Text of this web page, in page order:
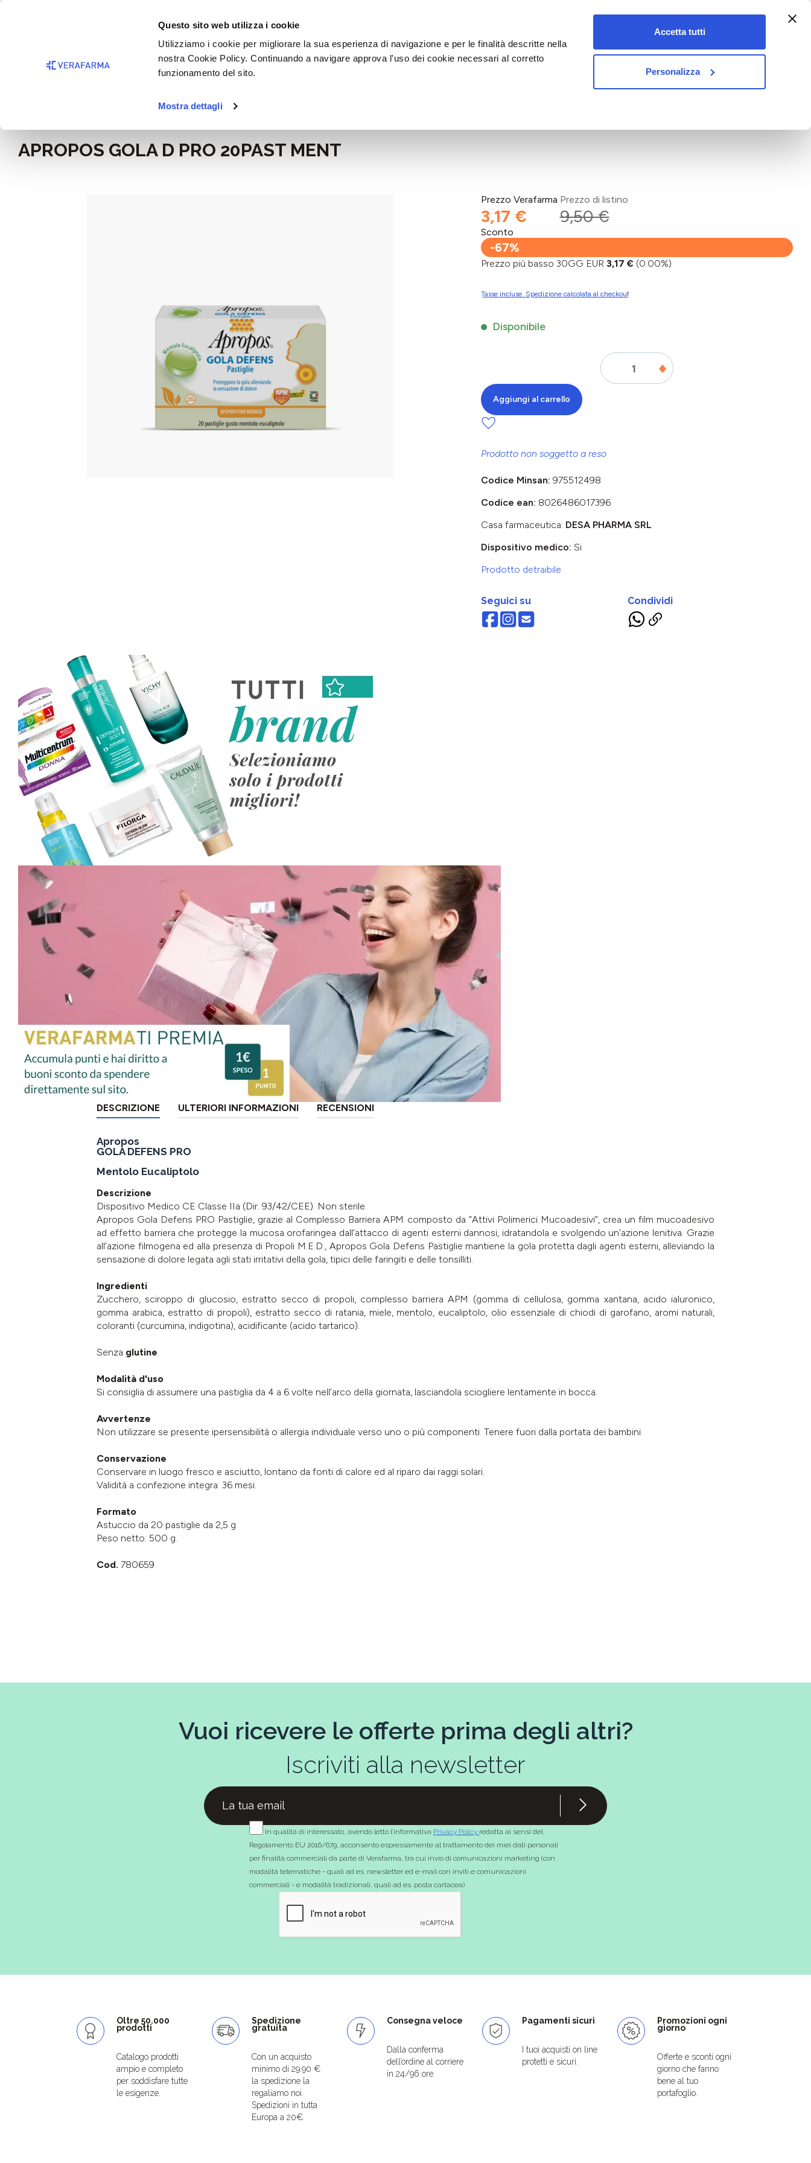
Questo sito web utilizza i cookie
Utilizziamo i cookie per migliorare la sua esperienza di navigazione e per le finalità descritte nella
nostra Cookie Policy. Continuando a navigare approva l'uso dei cookie necessari al corretto
funzionamento del sito.
Mostra dettagli
Accetta tutti
Personalizza
Passa alla navigazione principale
vet&pet
Alimentazione e integratori
APROPOS GOLA D PRO 20PAST MENT
Prezzo Verafarma
3,17 €
Prezzo di listino
9,50 €
Sconto
-67%
Prezzo più basso 30GG EUR 3,17 € (0.00%)
Tasse incluse. Spedizione calcolata al checkout
Disponibile
Aggiungi al carrello
Prodotto non soggetto a reso
Codice Minsan: 975512498
Codice ean: 8026486017396
Casa farmaceutica: DESA PHARMA SRL
Dispositivo medico: Si
Prodotto detraibile
Seguici su Condividi
DESCRIZIONE ULTERIORI INFORMAZIONI RECENSIONI
Apropos
GOLA DEFENS PRO
Mentolo Eucaliptolo
Descrizione
Dispositivo Medico CE Classe IIa (Dir. 93/42/CEE). Non sterile.
Apropos Gola Defens PRO Pastiglie, grazie al Complesso Barriera APM composto da “Attivi Polimerici Mucoadesivi”, crea un film mucoadesivo
ad effetto barriera che protegge la mucosa orofaringea dall’attacco di agenti esterni dannosi, idratandola e svolgendo un’azione lenitiva. Grazie
all’azione filmogena ed alla presenza di Propoli M.E.D., Apropos Gola Defens Pastiglie mantiene la gola protetta dagli agenti esterni, alleviando la
sensazione di dolore legata agli stati irritativi della gola, tipici delle faringiti e delle tonsilliti.
Ingredienti
Zucchero, sciroppo di glucosio, estratto secco di propoli, complesso barriera APM (gomma di cellulosa, gomma xantana, acido ialuronico,
gomma arabica, estratto di propoli), estratto secco di ratania, miele, mentolo, eucaliptolo, olio essenziale di chiodi di garofano, aromi naturali,
coloranti (curcumina, indigotina), acidificante (acido tartarico).
Senza glutine.
Modalità d'uso
Si consiglia di assumere una pastiglia da 4 a 6 volte nell’arco della giornata, lasciandola sciogliere lentamente in bocca.
Avvertenze
Non utilizzare se presente ipersensibilità o allergia individuale verso uno o più componenti. Tenere fuori dalla portata dei bambini.
Conservazione
Conservare in luogo fresco e asciutto, lontano da fonti di calore ed al riparo dai raggi solari.
Validità a confezione integra: 36 mesi.
Formato
Astuccio da 20 pastiglie da 2,5 g.
Peso netto: 500 g.
Cod. 780659
Vuoi ricevere le offerte prima degli altri?
Iscriviti alla newsletter
In qualità di interessato, avendo letto l’informativa Privacy Policy redatta ai sensi del
Regolamento EU 2016/679, acconsento espressamente al trattamento dei miei dati personali
per finalità commerciali da parte di Verafarma, tra cui invio di comunicazioni marketing (con
modalità telematiche - quali ad es. newsletter ed e-mail con inviti e comunicazioni
commerciali - e modalità tradizionali, quali ad es. posta cartacea)
Oltre 50.000
prodotti
Catalogo prodotti
ampio e completo
per soddisfare tutte
le esigenze.
Spedizione
gratuita
Con un acquisto
minimo di 29.90 €
la spedizione la
regaliamo noi.
Spedizioni in tutta
Europa a 20€.
Consegna veloce
Dalla conferma
dell’ordine al corriere
in 24/96 ore.
Pagamenti sicuri
I tuoi acquisti on line
protetti e sicuri.
Promozioni ogni
giorno
Offerte e sconti ogni
giorno che fanno
bene al tuo
portafoglio.